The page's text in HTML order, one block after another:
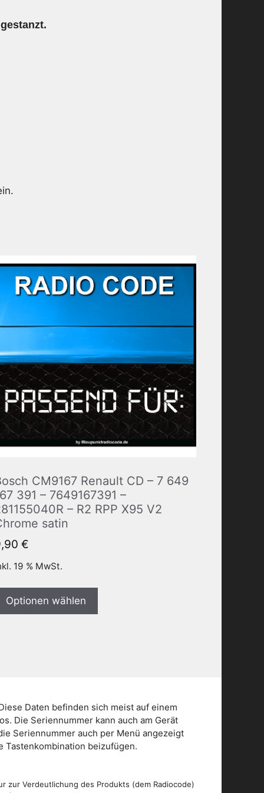
CM9167 Renault CD – 7 649
391 – 7649167391 –
– R2 RPP X95 V2
satin
€
19 % MwSt.
Optionen wählen
Daten befinden sich meist auf einem
Die Seriennummer kann auch am Gerät
Seriennummer auch per Menü angezeigt
Tastenkombination beizufügen.
zur Verdeutlichung des Produkts (dem Radiocode)